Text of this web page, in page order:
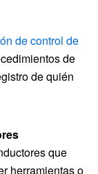
de control de
de
de quién
que
herramientas o